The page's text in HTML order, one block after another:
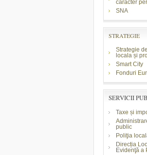
caracter
SNA
STRATEGIE
Strategie
locala și
Smart City
Fonduri
SERVICII
Taxe și
public
Poliţia
Direcția
Evidenţă a